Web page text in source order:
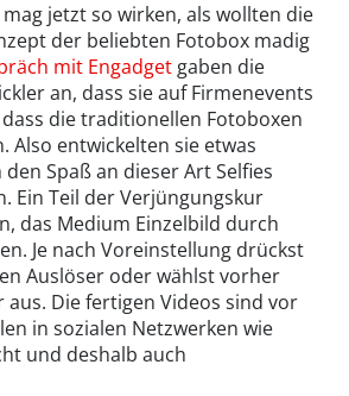
mag jetzt so wirken, als wollten die
der beliebten Fotobox madig
mit Engadget gaben die
an, dass sie auf Firmenevents
die traditionellen Fotoboxen
Also entwickelten sie etwas
Spaß an dieser Art Selfies
Ein Teil der Verjüngungskur
das Medium Einzelbild durch
Je nach Voreinstellung drückst
Auslöser oder wählst vorher
aus. Die fertigen Videos sind vor
in sozialen Netzwerken wie
und deshalb auch